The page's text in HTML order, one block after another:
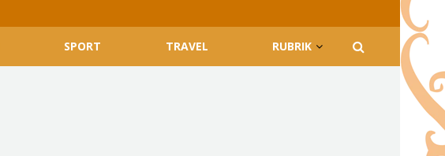
SPORT TRAVEL RUBRIK